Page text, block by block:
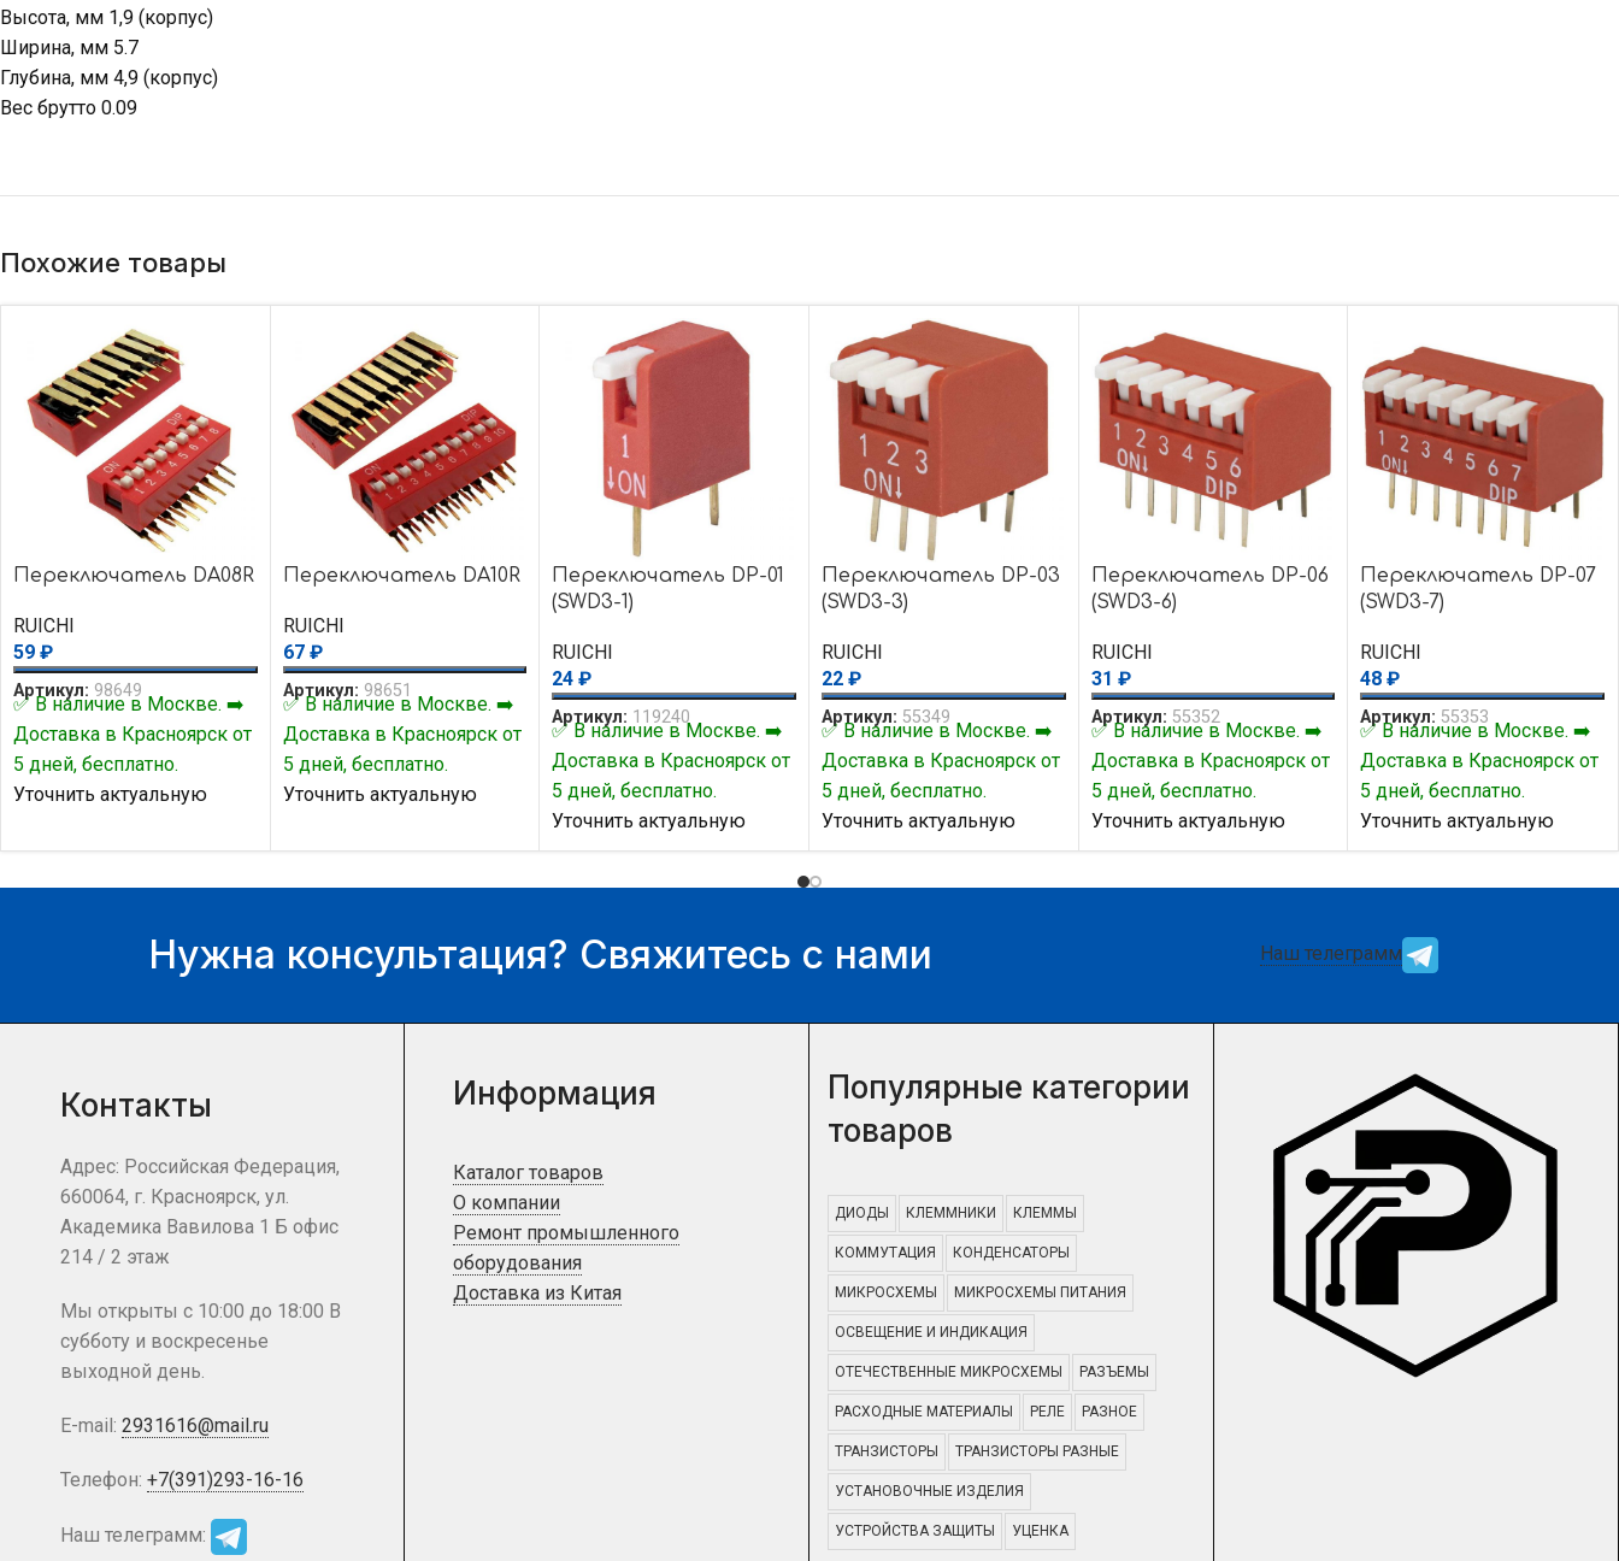
Высота, мм 1,9 (корпус)
Ширина, мм 5.7
Глубина, мм 4,9 (корпус)
Вес брутто 0.09
Похожие товары
Переключатель DA08R
RUICHI
59 ₽
Артикул: 98649
✅ В наличие в Москве. ➡️
Доставка в Красноярск от
5 дней, бесплатно.
Уточнить актуальную
можете у нашего
менеджера.
Переключатель DA10R
RUICHI
67 ₽
Артикул: 98651
✅ В наличие в Москве. ➡️
Доставка в Красноярск от
5 дней, бесплатно.
Уточнить актуальную
можете у нашего
менеджера.
Переключатель DP-01
(SWD3-1)
RUICHI
24₽
Артикул: 119240
✅ В наличие в Москве. ➡️
Доставка в Красноярск от
5 дней, бесплатно.
Уточнить актуальную
цену и наличие товара Вы
Переключатель DP-03
(SWD3-3)
RUICHI
22 ₽
Артикул: 55349
✅ В наличие в Москве. ➡️
Доставка в Красноярск от
5 дней, бесплатно.
Уточнить актуальную
цену и наличие товара Вы
можете у нашего
Переключатель DP-06
(SWD3-6)
RUICHI
31 ₽
Артикул: 55352
✅ В наличие в Москве. ➡️
Доставка в Красноярск от
5 дней, бесплатно.
Уточнить актуальную
цену и наличие товара Вы
Переключатель DP-07
(SWD3-7)
RUICHI
48₽
Артикул: 55353
✅ В наличие в Москве. ➡️
Доставка в Красноярск от
5 дней, бесплатно.
Уточнить актуальную
цену и наличие товара Вы
Нужна консультация? Свяжитесь с нами Наш телеграмм
Контакты
Адрес: Российская Федерация,
660064, г. Красноярск, ул.
Академика Вавилова 1 Б офис
214 / 2 этаж
Мы открыты с 10:00 до 18:00 В
субботу и воскресенье
выходной день.
E-mail: 2931616@mail.ru
Телефон: +7(391)293-16-16
Наш телеграмм:
Информация
Каталог товаров
О компании
Ремонт промышленного
оборудования
Доставка из Китая
Популярные категории
товаров
ДИОДЫ КЛЕММНИКИ КЛЕММЫ
КОММУТАЦИЯ КОНДЕНСАТОРЫ
МИКРОСХЕМЫ МИКРОСХЕМЫ ПИТАНИЯ
ОСВЕЩЕНИЕ И ИНДИКАЦИЯ
ОТЕЧЕСТВЕННЫЕ МИКРОСХЕМЫ РАЗЪЕМЫ
РАСХОДНЫЕ МАТЕРИАЛЫ РЕЛЕ РАЗНОЕ
ТРАНЗИСТОРЫ ТРАНЗИСТОРЫ РАЗНЫЕ
УСТАНОВОЧНЫЕ ИЗДЕЛИЯ
УСТРОЙСТВА ЗАЩИТЫ УЦЕНКА